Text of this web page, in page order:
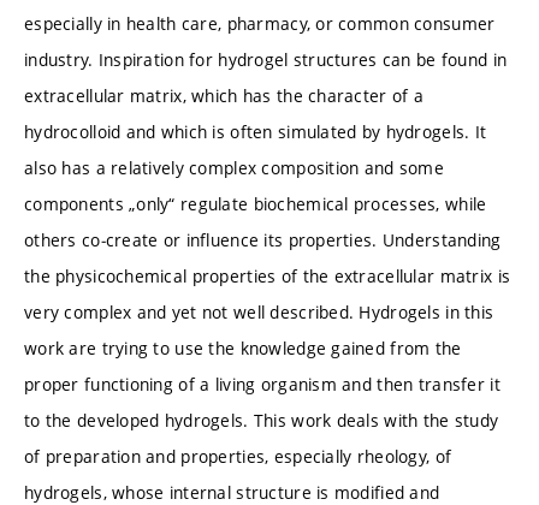
especially in health care, pharmacy, or common consumer
industry. Inspiration for hydrogel structures can be found in
extracellular matrix, which has the character of a
hydrocolloid and which is often simulated by hydrogels. It
also has a relatively complex composition and some
components „only“ regulate biochemical processes, while
others co‑create or influence its properties. Understanding
the physicochemical properties of the extracellular matrix is
very complex and yet not well described. Hydrogels in this
work are trying to use the knowledge gained from the
proper functioning of a living organism and then transfer it
to the developed hydrogels. This work deals with the study
of preparation and properties, especially rheology, of
hydrogels, whose internal structure is modified and